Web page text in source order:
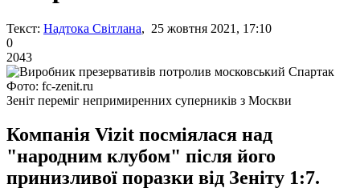
Текст: Надтока Світлана, 25 жовтня 2021, 17:10
0
2043
Фото: fc-zenit.ru
Зеніт переміг непримиренних суперників з Москви
Компанія Vizit посміялася над
"народним клубом" після його
принизливої ​​поразки від Зеніту 1:7.